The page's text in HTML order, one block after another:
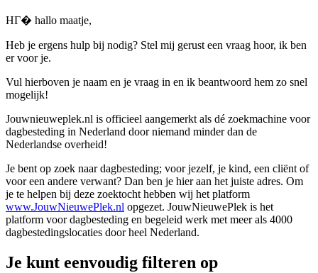
HГ� hallo maatje,
Heb je ergens hulp bij nodig? Stel mij gerust een vraag hoor, ik ben
er voor je.
Vul hierboven je naam en je vraag in en ik beantwoord hem zo snel
mogelijk!
Jouwnieuweplek.nl is officieel aangemerkt als dé zoekmachine voor
dagbesteding in Nederland door niemand minder dan de
Nederlandse overheid!
Je bent op zoek naar dagbesteding; voor jezelf, je kind, een cliënt of
voor een andere verwant? Dan ben je hier aan het juiste adres. Om
je te helpen bij deze zoektocht hebben wij het platform
www.JouwNieuwePlek.nl opgezet. JouwNieuwePlek is het
platform voor dagbesteding en begeleid werk met meer als 4000
dagbestedingslocaties door heel Nederland.
Je kunt eenvoudig filteren op